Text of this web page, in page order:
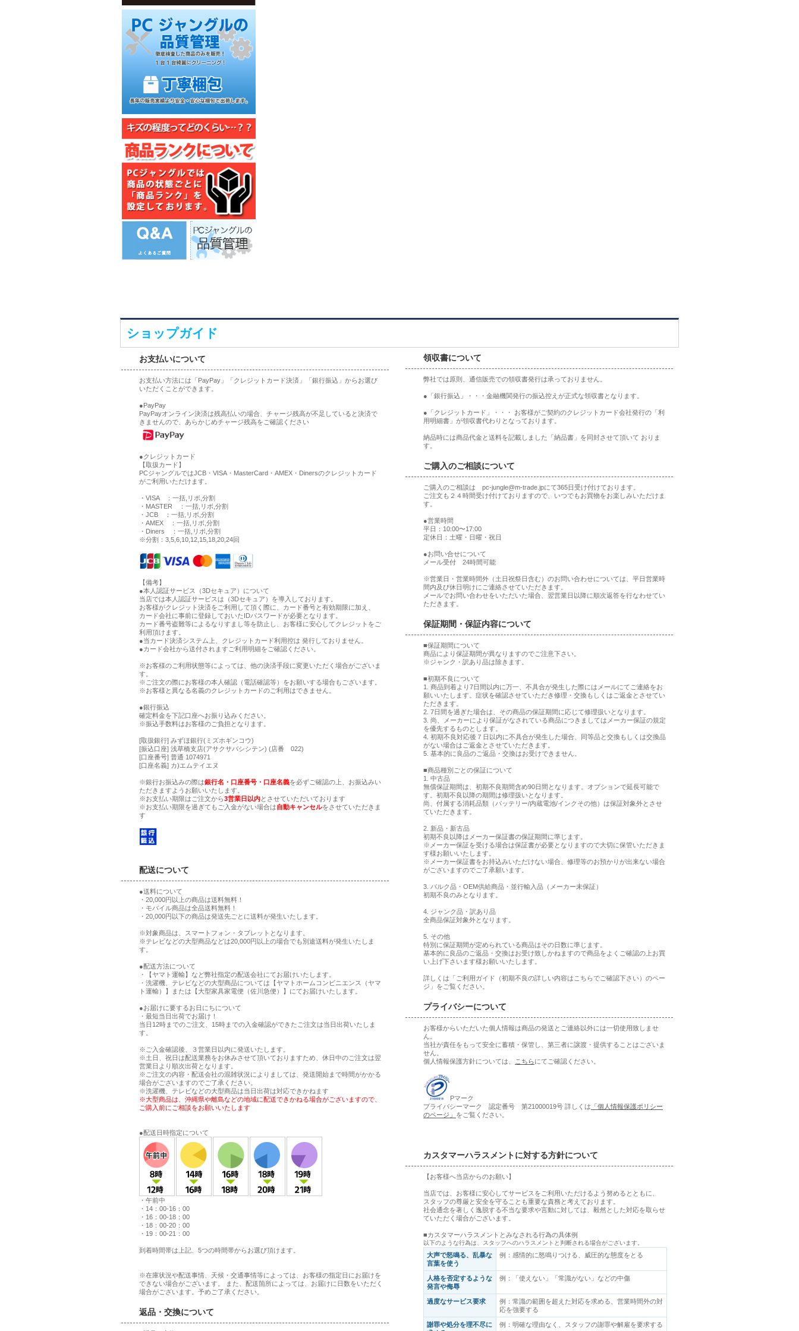
ショップガイド
お支払いについて
お支払い方法には「PayPay」「クレジットカード決済」「銀行振込」からお選び
いただくことができます。
●PayPay
PayPayオンライン決済は残高払いの場合、チャージ残高が不足していると決済で
きませんので、あらかじめチャージ残高をご確認ください
●クレジットカード
【取扱カード】
PCジャングルではJCB・VISA・MasterCard・AMEX・Dinersのクレジットカード
がご利用いただけます。
・VISA ：一括,リボ,分割
・MASTER ：一括,リボ,分割
・JCB ：一括,リボ,分割
・AMEX ：一括,リボ,分割
・Diners ：一括,リボ,分割
※分割：3,5,6,10,12,15,18,20,24回
【備考】
●本人認証サービス（3Dセキュア）について
当店では本人認証サービスは（3Dセキュア）を導入しております。
お客様がクレジット決済をご利用して頂く際に、カード番号と有効期限に加え、
カード会社に事前に登録しておいたIDパスワードが必要となります。
カード番号盗難等によるなりすまし等を防止し、お客様に安心してクレジットをご
利用頂けます。
●当カード決済システム上、クレジットカード利用控は 発行しておりません。
●カード会社から送付されますご利用明細をご確認ください。
※お客様のご利用状態等によっては、他の決済手段に変更いただく場合がございま
す。
※ご注文の際にお客様の本人確認（電話確認等）をお願いする場合もございます。
※お客様と異なる名義のクレジットカードのご利用はできません。
●銀行振込
確定料金を下記口座へお振り込みください。
※振込手数料はお客様のご負担となります。
[取扱銀行] みずほ銀行(ミズホギンコウ)
[振込口座] 浅草橋支店(アサクサバシシテン) (店番 022)
[口座番号] 普通 1074971
[口座名義] カ)エムテイエヌ
※銀行お振込みの際は銀行名・口座番号・口座名義を必ずご確認の上、お振込みい
ただきますようお願いいたします。
※お支払い期限はご注文から3営業日以内とさせていただいております
※お支払い期限を過ぎてもご入金がない場合は自動キャンセルをさせていただきま
す
配送について
●送料について
・20,000円以上の商品は送料無料！
・モバイル商品は全品送料無料！
・20,000円以下の商品は発送先ごとに送料が発生いたします。
※対象商品は、スマートフォン・タブレットとなります。
※テレビなどの大型商品などは20,000円以上の場合でも別途送料が発生いたしま
す。
●配送方法について
・【ヤマト運輸】など弊社指定の配送会社にてお届けいたします。
・洗濯機、テレビなどの大型商品については【ヤマトホームコンビニエンス（ヤマ
ト運輸）】または【大型家具家電便（佐川急便）】にてお届けいたします。
●お届けに要するお日にちについて
・最短当日出荷でお届け！
当日12時までのご注文、15時までの入金確認ができたご注文は当日出荷いたしま
す。
※ご入金確認後、３営業日以内に発送いたします。
※土日、祝日は配送業務をお休みさせて頂いておりますため、休日中のご注文は翌
営業日より順次出荷となります。
※ご注文の内容・配送会社の混雑状況によりましては、発送開始まで時間がかかる
場合がございますのでご了承ください。
※洗濯機、テレビなどの大型商品は当日出荷は対応できかねます
※大型商品は、沖縄県や離島などの地域に配送できかねる場合がございますので、
ご購入前にご相談をお願いいたします
●配送日時指定について
・午前中
・14：00-16：00
・16：00-18：00
・18：00-20：00
・19：00-21：00
到着時間帯は上記、5つの時間帯からお選び頂けます。
※在庫状況や配送事情、天候・交通事情等によっては、お客様の指定日にお届けを
できない場合がございます。 また、配送箇所によっては、お届けに日数をいただく
場合がございます。予めご了承ください。
返品・交換について
領収書について
弊社では原則、通信販売での領収書発行は承っておりません。
●「銀行振込」・・・金融機関発行の振込控えが正式な領収書となります。
●「クレジットカード」・・・ お客様がご契約のクレジットカード会社発行の「利
用明細書」が領収書代わりとなっております。
納品時には商品代金と送料を記載しました「納品書」を同封させて頂いて おりま
す。
ご購入のご相談について
ご購入のご相談は pc-jungle@m-trade.jpにて365日受け付けております。
ご注文も２４時間受け付けておりますので、いつでもお買物をお楽しみいただけま
す。
●営業時間
平日：10:00〜17:00
定休日：土曜・日曜・祝日
●お問い合せについて
メール受付 24時間可能
※営業日・営業時間外（土日祝祭日含む）のお問い合わせについては、平日営業時
間内及び休日明けにご連絡させていただきます。
メールでお問い合わせをいただいた場合、翌営業日以降に順次返答を行なわせてい
ただきます。
保証期間・保証内容について
■保証期間について
商品により保証期間が異なりますのでご注意下さい。
※ジャンク・訳あり品は除きます。
■初期不良について
1. 商品到着より7日間以内に万一、不具合が発生した際にはメールにてご連絡をお
願いいたします。症状を確認させていただき修理・交換もしくはご返金とさせてい
ただきます。
2. 7日間を過ぎた場合は、その商品の保証期間に応じて修理扱いとなります。
3. 尚、メーカーにより保証がなされている商品につきましてはメーカー保証の規定
を優先するものとします。
4. 初期不良対応後７日以内に不具合が発生した場合、同等品と交換もしくは交換品
がない場合はご返金とさせていただきます。
5. 基本的に良品のご返品・交換はお受けできません。
■商品種別ごとの保証について
1. 中古品
無償保証期間は、初期不良期間含め90日間となります。オプションで延長可能で
す。初期不良以降の期間は修理扱いとなります。
尚、付属する消耗品類（バッテリー/内蔵電池/インクその他）は保証対象外とさせ
ていただきます。
2. 新品・新古品
初期不良以降はメーカー保証書の保証期間に準じます。
※メーカー保証を受ける場合は保証書が必要となりますので大切に保管いただきま
す様お願いいたします。
※メーカー保証書をお持込みいただけない場合、修理等のお預かりが出来ない場合
がございますのでご了承願います。
3. バルク品・OEM供給商品・並行輸入品（メーカー未保証）
初期不良のみとなります。
4. ジャンク品・訳あり品
全商品保証対象外となります。
5. その他
特別に保証期間が定められている商品はその日数に準じます。
基本的に良品のご返品・交換はお受け致しかねますので商品をよくご確認の上お買
い上げ下さいます様お願いいたします。
詳しくは「ご利用ガイド（初期不良の詳しい内容はこちらでご確認下さい）のペー
ジ」をご覧ください。
プライバシーについて
お客様からいただいた個人情報は商品の発送とご連絡以外には一切使用致しませ
ん。
当社が責任をもって安全に蓄積・保管し、第三者に譲渡・提供することはございま
せん。
個人情報保護方針については、
こちらにてご確認ください。
Pマーク
プライバシーマーク 認定番号 第21000019号 詳しくは 「個人情報保護ポリシー
のページ」 をご覧ください。
カスタマーハラスメントに対する方針について
【お客様へ当店からのお願い】
当店では、お客様に安心してサービスをご利用いただけるよう努めるとともに、
スタッフの尊厳と安全を守ることも重要な責務と考えております。
社会通念を著しく逸脱する不当な要求や言動に対しては、毅然とした対応を取らせ
ていただく場合がございます。
■カスタマーハラスメントとみなされる行為の具体例
以下のような行為は、スタッフへのハラスメントと判断される場合がございます。
大声で怒鳴る、乱暴な
言葉を使う
例：感情的に怒鳴りつける、威圧的な態度をとる
人格を否定するような
発言や侮辱
例：「使えない」「常識がない」などの中傷
過度なサービス要求
例：常識の範囲を超えた対応を求める、営業時間外の対
応を強要する
謝罪や処分を理不尽に
例：明確な理由なく、スタッフの謝罪や解雇を要求する